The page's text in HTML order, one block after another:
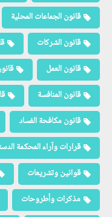
قانون الجماعات المحلية
قانون الشركات
قانون العمل
قانون المنافسة
قانون مكافحة الفساد
قرارات وآراء المحكمة
قوانين وتشريعات
مذكرات وأطروحات